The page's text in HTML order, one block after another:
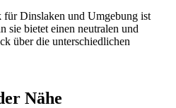
für Dinslaken und Umgebung ist
sie bietet einen neutralen und
über die unterschiedlichen
Nähe